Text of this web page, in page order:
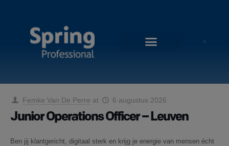
Femke Van De Perre at 6 augustus 2026
Junior Operations Officer – Leuven
Ben jij klantgericht, digitaal sterk en krijg je energie van mensen écht